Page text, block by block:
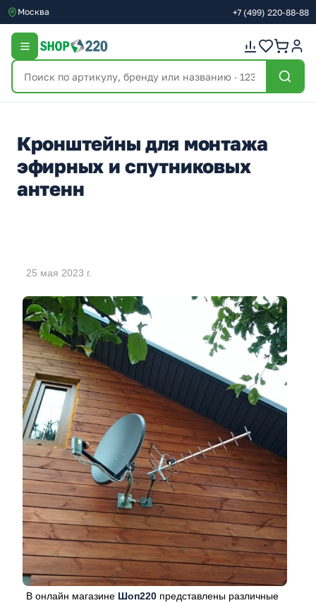
Москва +7 (499) 220-88-88
Кронштейны для монтажа
эфирных и спутниковых
антенн
25 мая 2023 г.
В онлайн магазине Шоп220 представлены различные